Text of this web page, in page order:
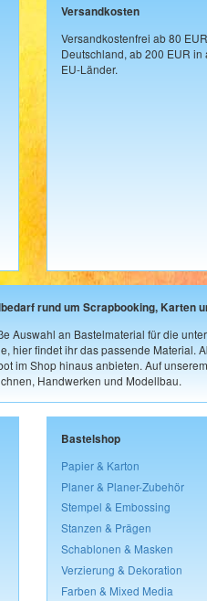
Versandkosten
Versandkostenfrei ab 80
Deutschland, ab 200 EUR in
EU-Länder.
rund um Scrapbooking, Karten
Auswahl an Bastelmaterial für die
hier findet ihr das passende
im Shop hinaus anbieten. Auf
Handwerken und Modellbau.
Bastelshop
Papier & Karton
Planer & Planer-Zubehör
Stempel & Embossing
Stanzen & Prägen
Schablonen & Masken
Verzierung & Dekoration
Farben & Mixed Media